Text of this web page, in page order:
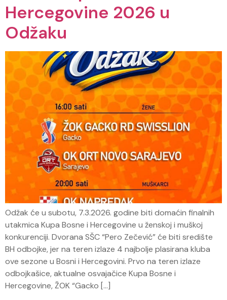
Hercegovine 2026 u
Odžaku
Odžak će u subotu, 7.3.2026. godine biti domaćin finalnih
utakmica Kupa Bosne i Hercegovine u ženskoj i muškoj
konkurenciji. Dvorana SŠC “Pero Zečević” će biti središte
BH odbojke, jer na teren izlaze 4 najbolje plasirana kluba
ove sezone u Bosni i Hercegovini. Prvo na teren izlaze
odbojkašice, aktualne osvajačice Kupa Bosne i
Hercegovine, ŽOK “Gacko […]